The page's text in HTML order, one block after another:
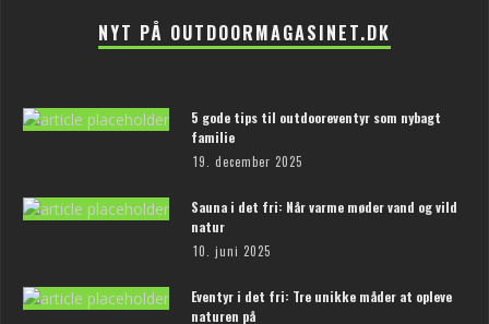
NYT PÅ OUTDOORMAGASINET.DK
5 gode tips til outdooreventyr som nybagt
familie
19. december 2025
Sauna i det fri: Når varme møder vand og vild
natur
10. juni 2025
Eventyr i det fri: Tre unikke måder at opleve
naturen på